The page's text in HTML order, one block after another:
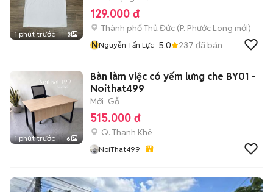
1 phút trước 3
129.000 đ
Thành phố Thủ Đức (P. Phước Long mới)
NNguyễn Tấn Lực 5.0 237 đã bán
1 phút trước 6
Bàn làm việc có yếm lưng che BY01 -
Noithat499
Mới Gỗ
515.000 đ
Q. Thanh Khê
NoiThat499